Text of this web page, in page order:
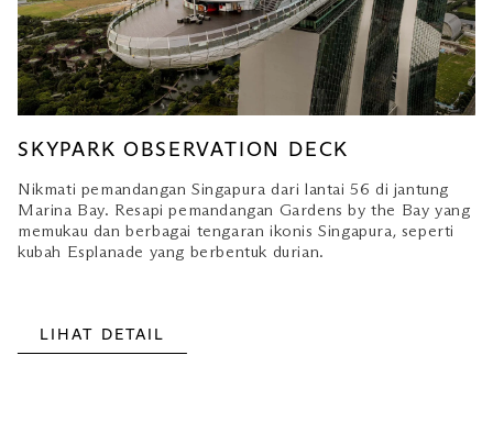
SKYPARK OBSERVATION DECK
Nikmati pemandangan Singapura dari lantai 56 di jantung
Marina Bay. Resapi pemandangan Gardens by the Bay yang
memukau dan berbagai tengaran ikonis Singapura, seperti
kubah Esplanade yang berbentuk durian.
LIHAT DETAIL